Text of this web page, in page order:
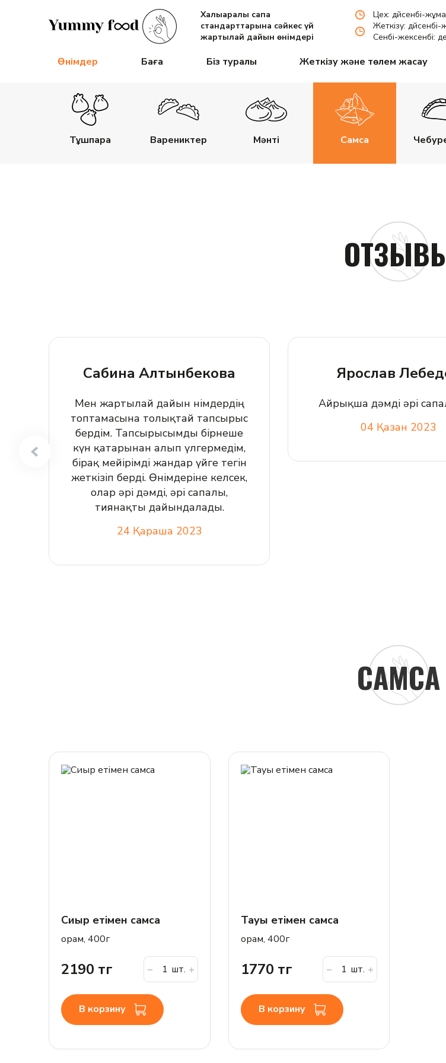
Халықаралық сапа
стандарттарына сәйкес үй
жартылай дайын өнімдері
Цех: дүйсенбі-
Жеткізу:
Сенбі-жексенбі:
Өнімдер Баға Біз туралы Жеткізу және төлем жасау
Тұшпара Варениктер Мәнті Самса
Сабина Алтынбекова
Мен жартылай дайын өнімдердің
топтамасына толықтай тапсырыс
бердім. Тапсырысымды бірнеше
күн қатарынан алып үлгермедім,
бірақ мейірімді жандар үйге тегін
жеткізіп берді. Өнімдеріне келсек,
олар әрі дәмді, әрі сапалы,
тиянақты дайындалады.
24 Қараша 2023
Ярослав
Айрықша дәмді әрі
04 Қазан 2023
САМСА
Сиыр етімен самса
орам, 400г
2190 тг шт.
В корзину
Тауық етімен самса
орам, 400г
1770 тг шт.
В корзину